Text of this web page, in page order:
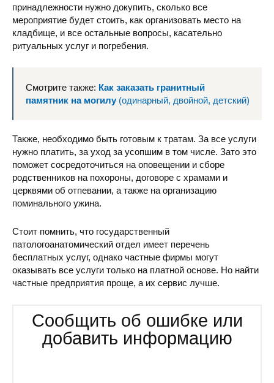
принадлежности нужно докупить, сколько все
мероприятие будет стоить, как организовать место на
кладбище, и все остальные вопросы, касательно
ритуальных услуг и погребения.
Смотрите также: Как заказать гранитный
памятник на могилу (одинарный, двойной, детский)
Также, необходимо быть готовым к тратам. За все услуги
нужно платить, за уход за усопшим в том числе. Зато это
поможет сосредоточиться на оповещении и сборе
родственников на похороны, договоре с храмами и
церквями об отпевании, а также на организацию
поминального ужина.
Стоит помнить, что государственный
патологоанатомический отдел имеет перечень
бесплатных услуг, однако частные фирмы могут
оказывать все услуги только на платной основе. Но найти
частные предприятия проще, а их сервис лучше.
Сообщить об ошибке или
добавить информацию